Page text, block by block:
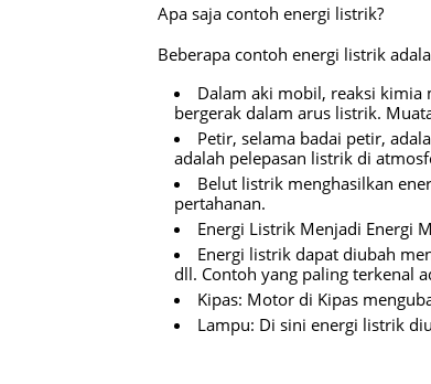
Apa saja contoh energi listrik?
Beberapa contoh energi listrik
Dalam aki mobil, reaksi
bergerak dalam arus listrik.
Petir, selama badai petir,
adalah pelepasan listrik di
Belut listrik menghasilkan
pertahanan.
Energi Listrik Menjadi Energi
Energi listrik dapat diubah
dll. Contoh yang paling terkenal
Kipas: Motor di Kipas
Lampu: Di sini energi listrik